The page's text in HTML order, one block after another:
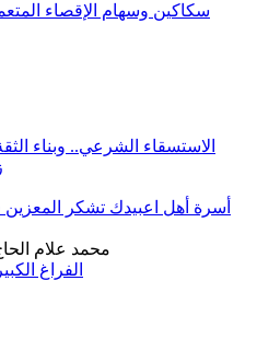
سكاكين وسهام الإقصاء
الاستسقاء الشرعي.. وبناء
أسرة أهل اعبيدك تشكر المعزين
الفراغ